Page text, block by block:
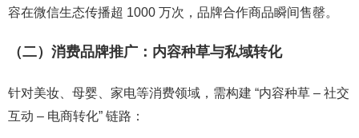
容在微信生态传播超 1000 万次，品牌合作商品瞬间售罄。
（二）消费品牌推广：内容种草与私域转化
针对美妆、母婴、家电等消费领域，需构建 “内容种草 – 社交
互动 – 电商转化” 链路：